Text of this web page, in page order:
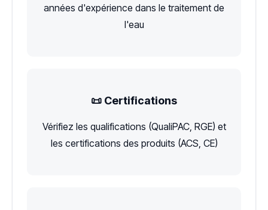
années d'expérience dans le traitement de
l'eau
📜 Certifications
Vérifiez les qualifications (QualiPAC, RGE) et
les certifications des produits (ACS, CE)